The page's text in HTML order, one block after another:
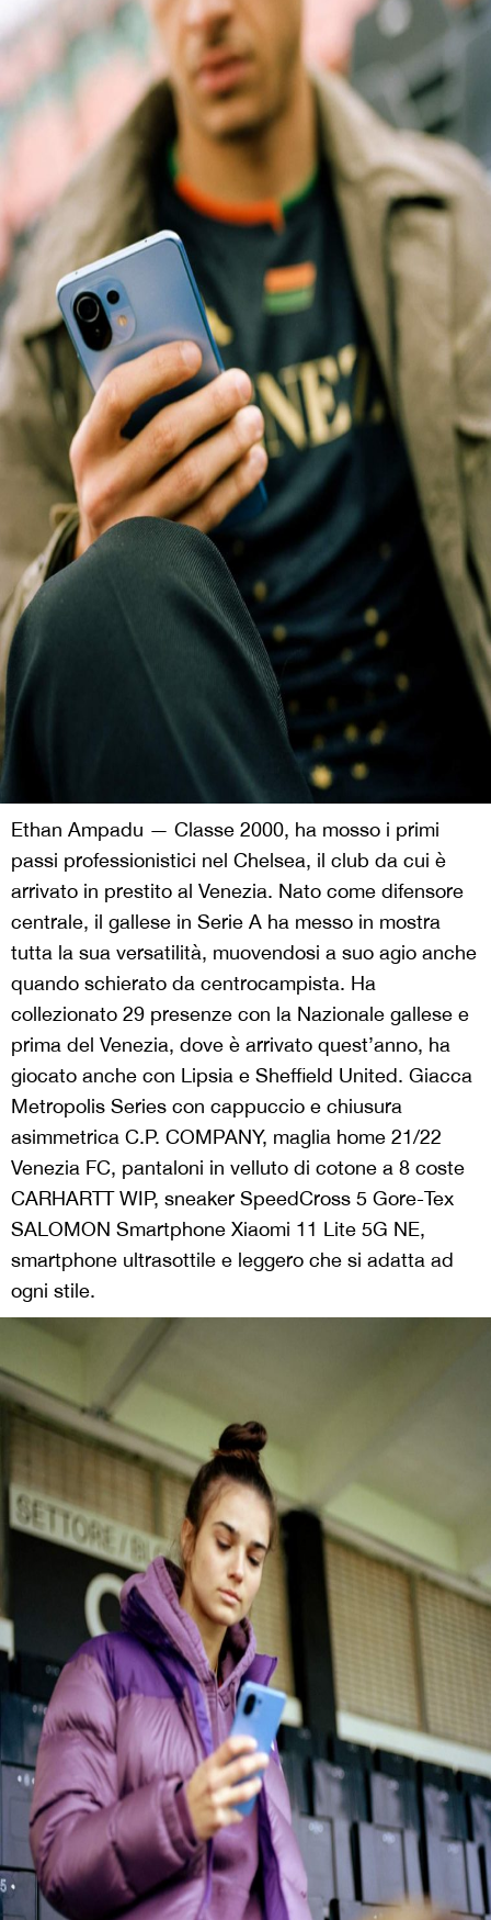
Ethan Ampadu — Classe 2000, ha mosso i primi
passi professionistici nel Chelsea, il club da cui è
arrivato in prestito al Venezia. Nato come difensore
centrale, il gallese in Serie A ha messo in mostra
tutta la sua versatilità, muovendosi a suo agio anche
quando schierato da centrocampista. Ha
collezionato 29 presenze con la Nazionale gallese e
prima del Venezia, dove è arrivato quest’anno, ha
giocato anche con Lipsia e Sheffield United. Giacca
Metropolis Series con cappuccio e chiusura
asimmetrica C.P. COMPANY, maglia home 21/22
Venezia FC, pantaloni in velluto di cotone a 8 coste
CARHARTT WIP, sneaker SpeedCross 5 Gore-Tex
SALOMON Smartphone Xiaomi 11 Lite 5G NE,
smartphone ultrasottile e leggero che si adatta ad
ogni stile.